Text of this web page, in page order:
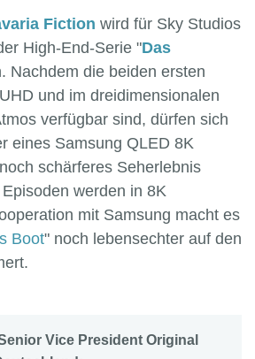
Fiction wird für Sky Studios
High-End-Serie "Das
Nachdem die beiden ersten
und im dreidimensionalen
verfügbar sind, dürfen sich
eines Samsung QLED 8K
schärferes Seherlebnis
werden in 8K
mit Samsung macht es
Boot" noch lebensechter auf den
Vice President Original